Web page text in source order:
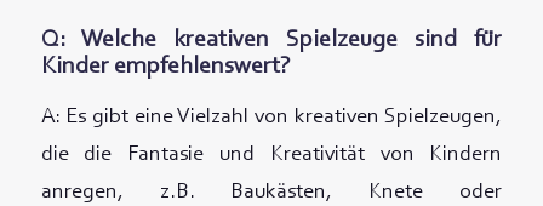
Q: Welche kreativen Spielzeuge sind für
Kinder empfehlenswert?
A: Es gibt eine Vielzahl von kreativen Spielzeugen,
die die Fantasie und Kreativität von Kindern
anregen, z.B. Baukästen, Knete oder